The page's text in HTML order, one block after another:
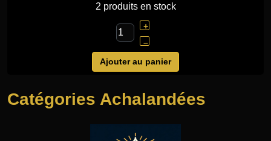
2 produits en stock
+
–
Ajouter au panier
Catégories Achalandées